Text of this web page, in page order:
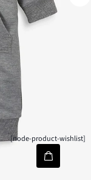
[node-product-wishlist]